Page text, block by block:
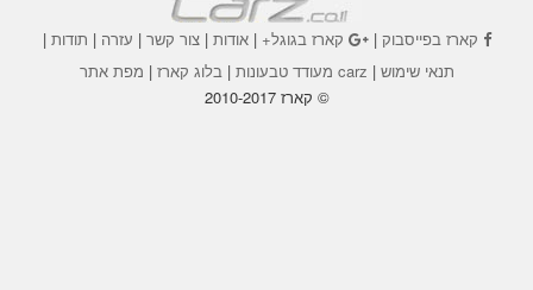
קארז בפייסבוק| קארז בגוגל+|אודות |צור קשר | עזרה | תודות |
תנאי שימוש | carz מעודד טבעונות | בלוג קארז | מפת אתר
© קארז 2010-2017